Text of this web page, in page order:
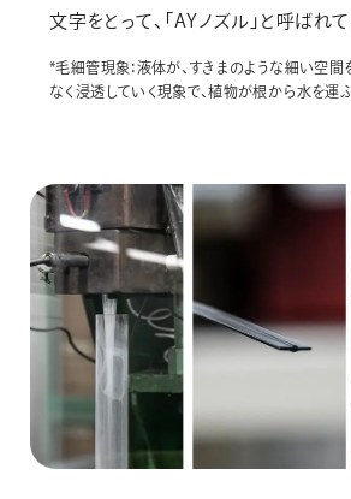
文字をとって、「AYノズル」と呼ばれて
*毛細管現象：液体が、すきまのような細い空
なく浸透していく現象で、植物が根から水を運